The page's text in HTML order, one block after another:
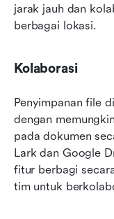
jarak jauh dan
berbagai lokasi.
Kolaborasi
Penyimpanan file
dengan
pada dokumen
Lark dan Google
fitur berbagi
tim untuk